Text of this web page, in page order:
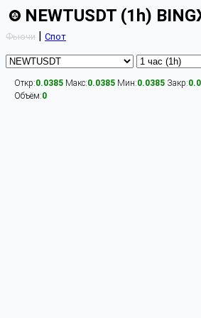
NEWTUSDT (1h)
Фьючи | Спот
Откр:0.0385 Макс:0.0385 Мин:0.0385 Закр:
Объём:0